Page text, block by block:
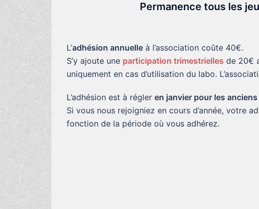
Permanence tous les
L’adhésion annuelle à l’association coûte 40€.
S’y ajoute une participation trimestrielles de 20€
uniquement en cas d’utilisation du labo.
L’adhésion est à régler en janvier pour les
Si vous nous rejoigniez en cours d’année, votre
fonction de la période où vous adhérez.